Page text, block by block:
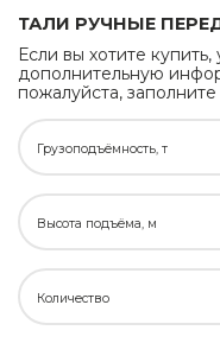
ТАЛИ РУЧНЫЕ
Если вы хотите
дополнительную
пожалуйста,
Грузоподъёмность, т
Высота подъёма, м
Количество